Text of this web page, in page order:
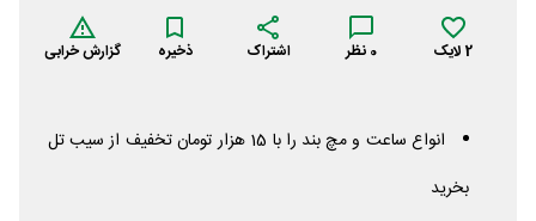
2لایک 0 نظر اشتراک ذخیره گزارش خرابی
انواع ساعت و مچ بند را با 15 هزار تومان تخفیف از سیب تل
بخرید